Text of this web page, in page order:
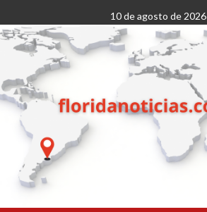
al
contenido
10 de agosto de 2026